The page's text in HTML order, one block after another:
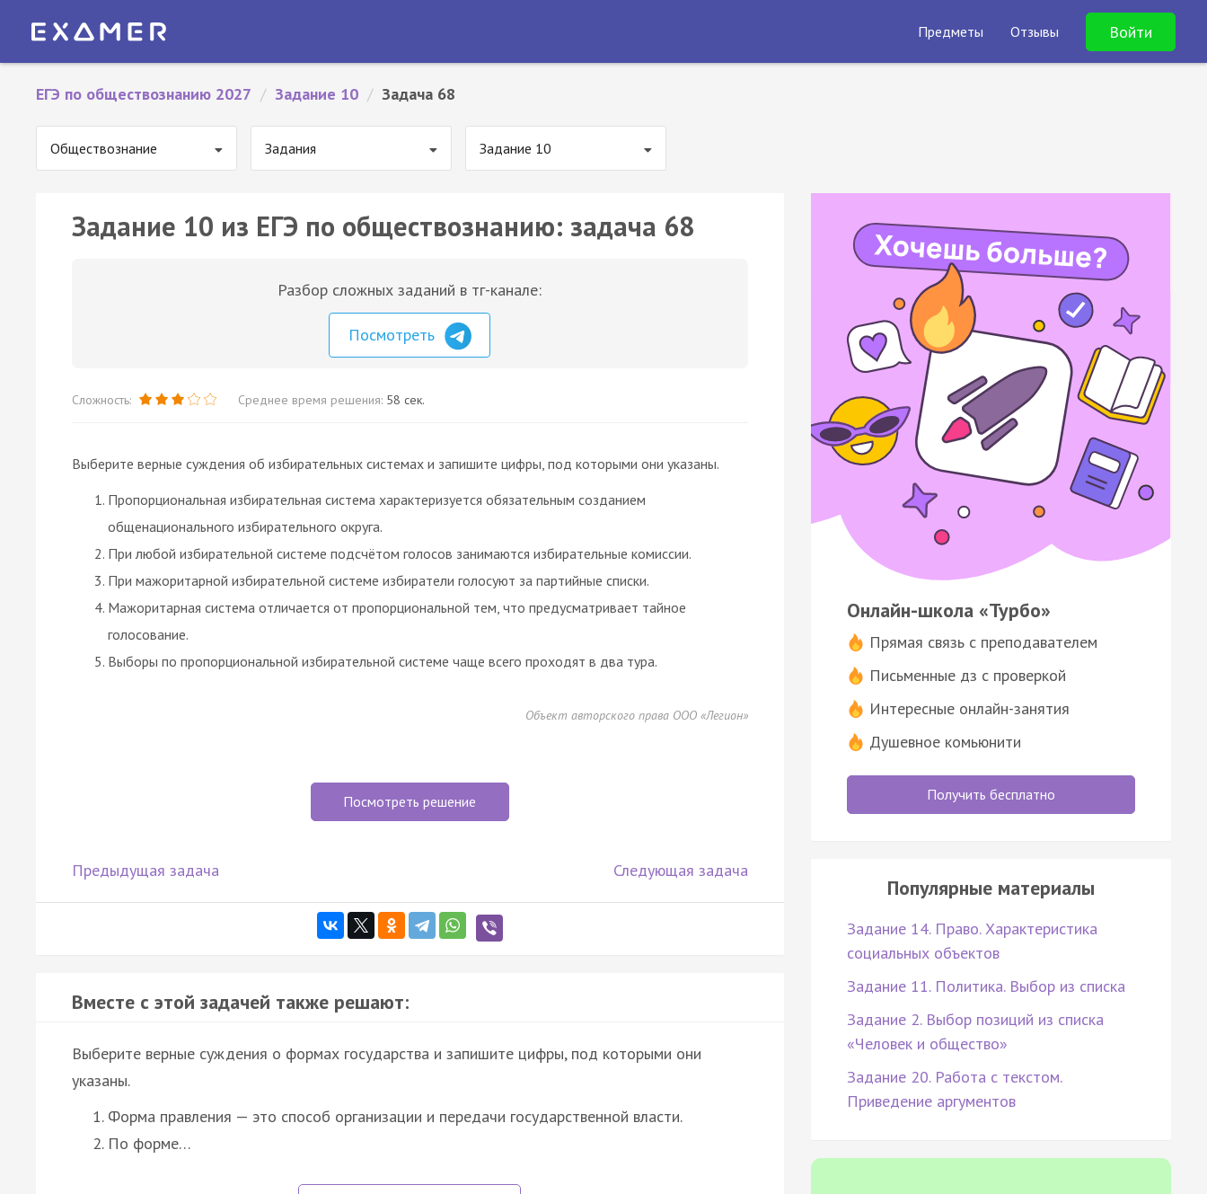
Предметы Отзывы Войти
ЕГЭ по обществознанию 2027 / Задание 10 / Задача 68
Обществознание Задания Задание 10
Задание 10 из ЕГЭ по обществознанию: задача 68
Разбор сложных заданий в тг-канале:
Посмотреть
Сложность: Среднее время решения: 58 сек.
Выберите верные суждения об избирательных системах и запишите цифры, под которыми они указаны.
Пропорциональная избирательная система характеризуется обязательным созданием
общенационального избирательного округа.
При любой избирательной системе подсчётом голосов занимаются избирательные комиссии.
При мажоритарной избирательной системе избиратели голосуют за партийные списки.
Мажоритарная система отличается от пропорциональной тем, что предусматривает тайное
голосование.
Выборы по пропорциональной избирательной системе чаще всего проходят в два тура.
Объект авторского права ООО «Легион»
Посмотреть решение
Предыдущая задача Следующая задача
Вместе с этой задачей также решают:
Выберите верные суждения о формах государства и запишите цифры, под которыми они
указаны.
Форма правления — это способ организации и передачи государственной власти.
По форме…
Онлайн-школа «Турбо»
Прямая связь с преподавателем
Письменные дз с проверкой
Интересные онлайн-занятия
Душевное комьюнити
Получить бесплатно
Популярные материалы
Задание 14. Право. Характеристика
социальных объектов
Задание 11. Политика. Выбор из списка
Задание 2. Выбор позиций из списка
«Человек и общество»
Задание 20. Работа с текстом.
Приведение аргументов